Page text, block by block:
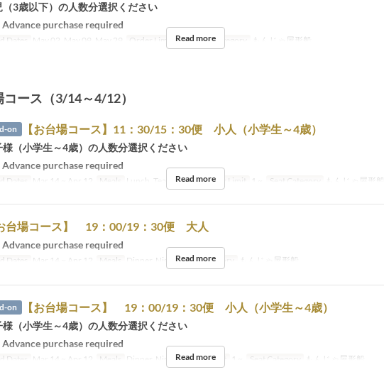
（3歳以下）の人数分選択ください
Advance purchase required
Dates May 02, May 09, May 29 Order Limit 1 ~ Seat Category もんじゃ屋形船
Read more
ース（3/14～4/12）
on 【お台場コース】11：30/15：30便 小人（小学生～4歳）
様（小学生～4歳）の人数分選択ください
Advance purchase required
Dates Mar 14 ~ Apr 12 Meals Lunch, Tea, Dinner Order Limit 1 ~ Seat Category もんじゃ屋形船
Read more
台場コース】 19：00/19：30便 大人
Advance purchase required
Dates Mar 14 ~ Apr 12 Meals Dinner, Night Seat Category もんじゃ屋形船
Read more
on 【お台場コース】 19：00/19：30便 小人（小学生～4歳）
様（小学生～4歳）の人数分選択ください
Advance purchase required
Dates Mar 14 ~ Apr 12 Meals Dinner, Night Order Limit 1 ~ Seat Category もんじゃ屋形船
Read more